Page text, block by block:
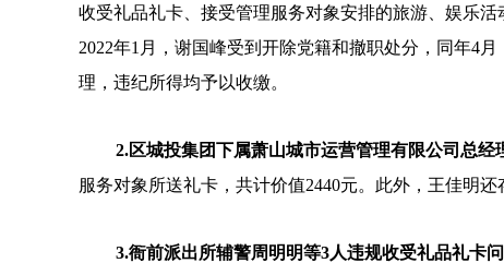
收受礼品礼卡、接受管理服务对象安排的旅游、娱乐
2022年1月，谢国峰受到开除党籍和撤职处分，同年4
理，违纪所得均予以收缴。
2.区城投集团下属萧山城市运营管理有限公司总经
服务对象所送礼卡，共计价值2440元。此外，王佳明
3.衙前派出所辅警周明明等3人违规收受礼品礼卡问